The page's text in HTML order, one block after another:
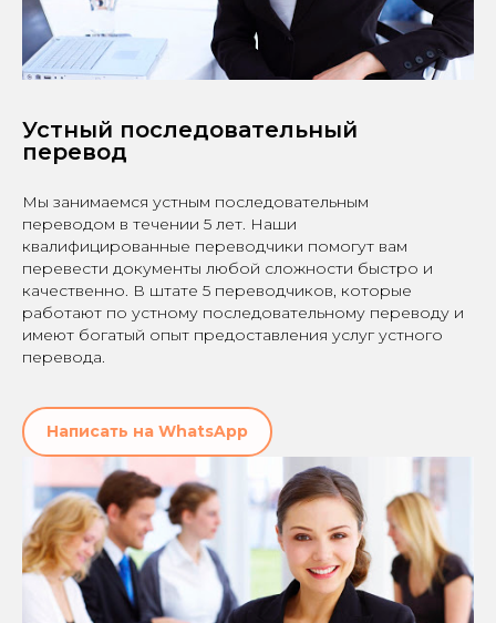
Устный последовательный
перевод
Мы занимаемся устным последовательным
переводом в течении 5 лет. Наши
квалифицированные переводчики помогут вам
перевести документы любой сложности быстро и
качественно. В штате 5 переводчиков, которые
работают по устному последовательному переводу и
имеют богатый опыт предоставления услуг устного
перевода.
Написать на WhatsApp